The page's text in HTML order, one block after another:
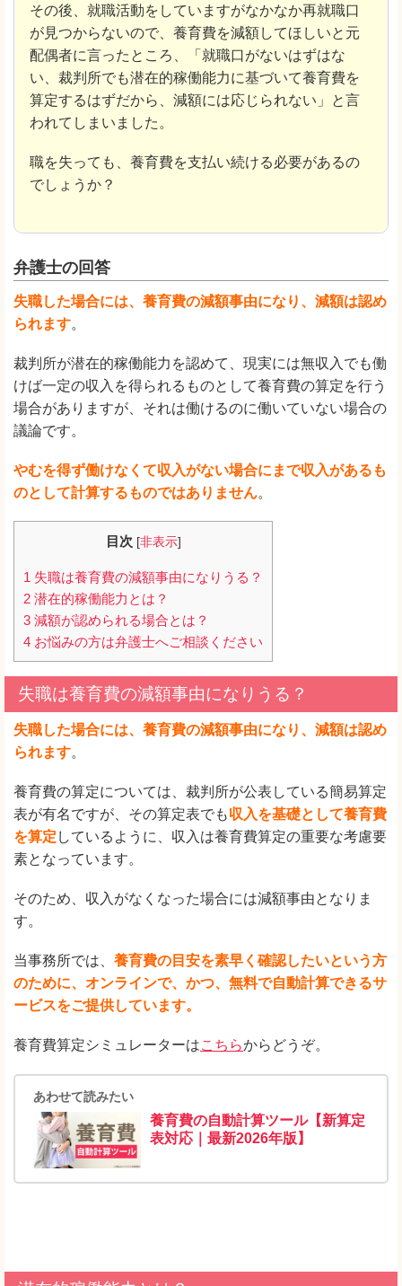
その後、就職活動をしていますがなかなか再就職口
が見つからないので、養育費を減額してほしいと元
配偶者に言ったところ、「就職口がないはずはな
い、裁判所でも潜在的稼働能力に基づいて養育費を
算定するはずだから、減額には応じられない」と言
われてしまいました。
職を失っても、養育費を支払い続ける必要があるの
でしょうか？
弁護士の回答
失職した場合には、養育費の減額事由になり、減額は認め
られます。
裁判所が潜在的稼働能力を認めて、現実には無収入でも働
けば一定の収入を得られるものとして養育費の算定を行う
場合がありますが、それは働けるのに働いていない場合の
議論です。
やむを得ず働けなくて収入がない場合にまで収入があるも
のとして計算するものではありません。
目次 [非表示]
1 失職は養育費の減額事由になりうる？
2 潜在的稼働能力とは？
3 減額が認められる場合とは？
4 お悩みの方は弁護士へご相談ください
失職は養育費の減額事由になりうる？
失職した場合には、養育費の減額事由になり、減額は認め
られます。
養育費の算定については、裁判所が公表している簡易算定
表が有名ですが、その算定表でも収入を基礎として養育費
を算定 しているように、収入は養育費算定の重要な考慮要
素となっています。
そのため、収入がなくなった場合には減額事由となりま
す。
当事務所では、 養育費の目安を素早く確認したいという方
のために、オンラインで、かつ、無料で自動計算できるサ
ービスをご提供しています。
養育費算定シミュレーターはこちらからどうぞ。
あわせて読みたい
養育費の自動計算ツール【新算定
表対応｜最新2026年版】